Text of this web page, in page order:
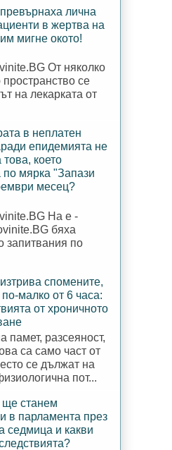
лична
в жертва на
мигне окото!
От няколко
се
на лекарката от
в неплатен
епидемията не
това, което
по мярка "Запази
месец?
На е -
бяха
запитвания по
спомените,
малко от 6 часа:
от хроничното
памет, разсеяност,
са само част от
се дължат на
пот...
ще станем
в парламента през
седмица и какви